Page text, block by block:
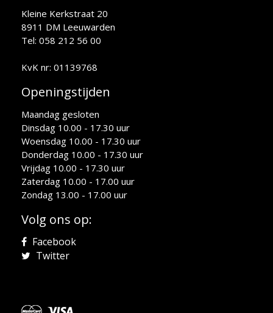
Kleine Kerkstraat 20
8911 DM Leeuwarden
Tel: 058 212 56 00
KvK nr: 01139768
Openingstijden
Maandag gesloten
Dinsdag 10.00 - 17.30 uur
Woensdag 10.00 - 17.30 uur
Donderdag 10.00 - 17.30 uur
Vrijdag 10.00 - 17.30 uur
Zaterdag 10.00 - 17.00 uur
Zondag 13.00 - 17.00 uur
Volg ons op:
Facebook
Twitter